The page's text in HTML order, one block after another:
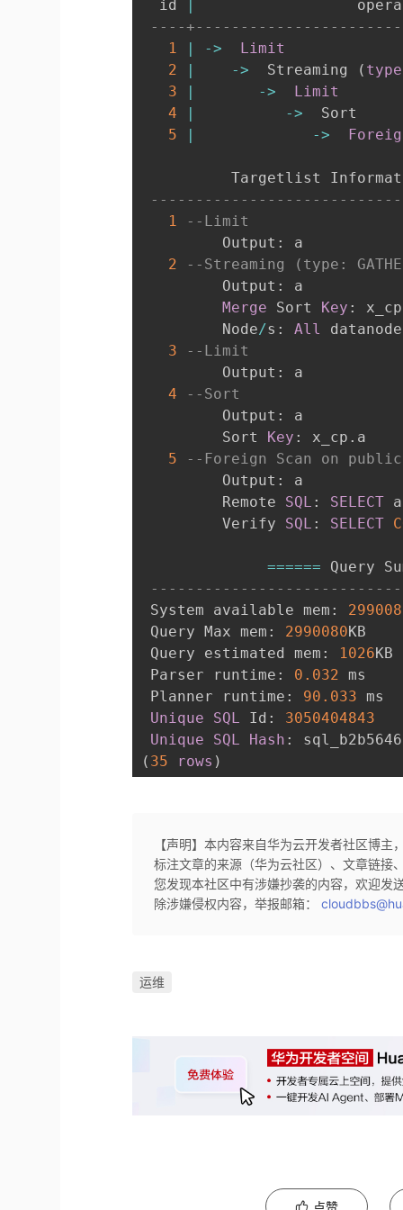
  id
|
----
1
| -> Limit
2
| ->
  Streaming
( type
3
| -> Limit
4
| ->
5
| ->
Targetlist
1
--Limit
         Output: a
2
--Streaming (type:
         Output: a
Merge Sort Key : x_cp
         Node
/s: All
3
--Limit
         Output: a
4
--Sort
         Output: a
         Sort
Key : x_cp . a
5
--Foreign Scan on
         Output: a
         Remote
SQL : SELECT a
         Verify
SQL : SELECT
====== Query
System available mem:
Query Max mem: 2990080KB
Query estimated mem: 1026KB
Parser runtime: 0.032 ms
Planner runtime: 90.033 ms
Unique
SQL Id: 3050404843
Unique
SQL Hash
( 35 rows )
【声明】本内容来自华为云开发者社区博
标注文章的来源（华为云社区）、文章链接
您发现本社区中有涉嫌抄袭的内容，欢迎发
除涉嫌侵权内容，举报邮箱：
运维
点赞